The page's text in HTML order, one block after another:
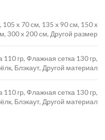
105 x 70 см, 135 x 90 см, 150 x
300 x 200 см, Другой размер
110 гр, Флажная сетка 130 гр,
Блэкаут, Другой материал
110 гр, Флажная сетка 130 гр,
Блэкаут, Другой материал